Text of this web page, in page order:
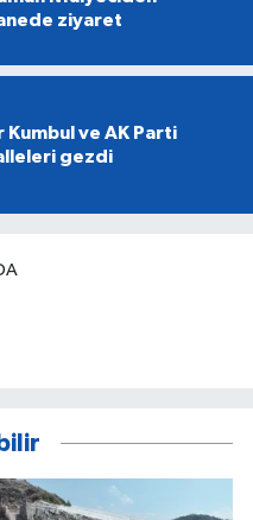
ziyaret
Kumbul ve AK Parti
gezdi